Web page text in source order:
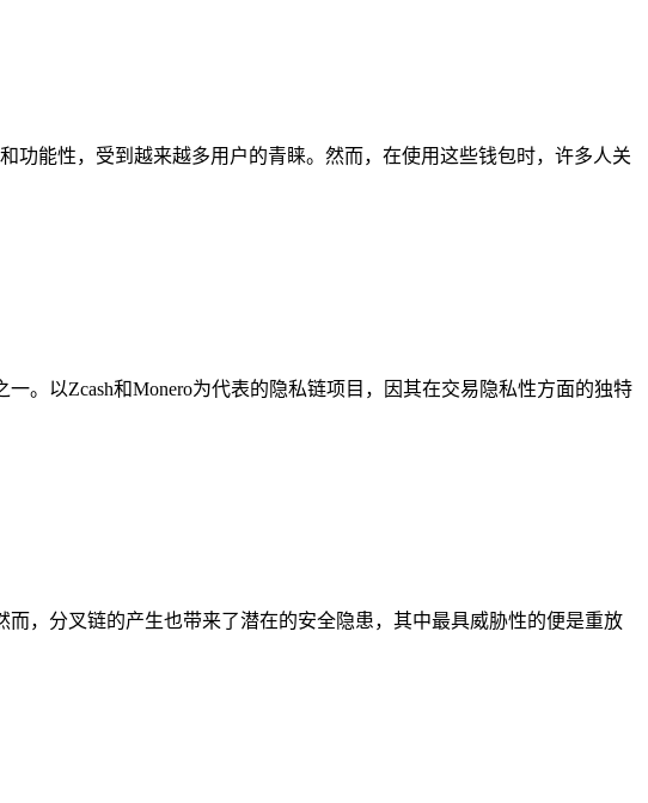
功能性，受到越来越多用户的青睐。然而，在使用这些钱包时，许多人关
。以Zcash和Monero为代表的隐私链项目，因其在交易隐私性方面的独特
，分叉链的产生也带来了潜在的安全隐患，其中最具威胁性的便是重放